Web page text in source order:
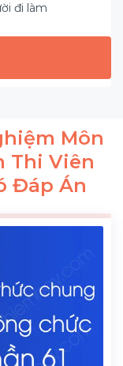
đi làm
Môn
Thi Viên
Đáp Án